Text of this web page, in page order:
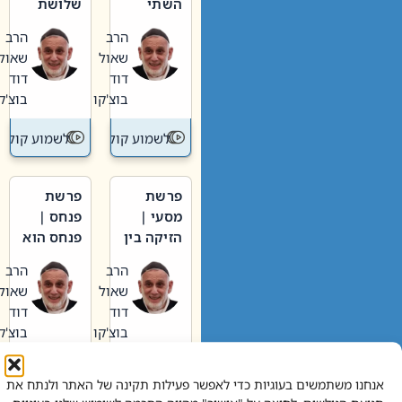
אנחנו משתמשים בעוגיות כדי לאפשר פעילות תקינה של האתר ולנתח את
וערב של
חיינו
הרב
שאול
דוד
בוצ'קו
לשמוע קול תורה – מדרש
האבות
הרב
שאול
דוד
בוצ'קו
לשמוע קול
פרשת
מסעי |
הזיקה בין
הגדול לעם הרב
שאול
דוד
בוצ'קו
לשמוע קול תורה – מדרש
פרשת
פנחס |
פנחס הוא
אליהו: בין
קנאות
הורסת
לקנאות
בונה
הרב
שאול
דוד
בוצ'קו
לשמוע קול